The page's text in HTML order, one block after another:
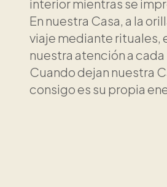
interior mientras se
En nuestra Casa, a la
viaje mediante rituales,
nuestra atención a
Cuando dejan nuestra
consigo es su propia